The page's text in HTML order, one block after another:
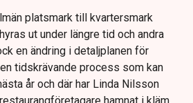
platsmark till kvartersmark
ut under längre tid och andra
en ändring i detaljplanen för
tidskrävande process som kan
år och där har Linda Nilsson
hamnat i kläm.